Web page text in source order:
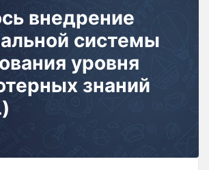
внедрение
системы
уровня
знаний